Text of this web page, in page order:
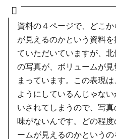
資料の４ページで、どこ
が見えるのかという資料を
ていただいていますが、
の写真が、ボリュームが見
まっています。この表現
ようにしているんじゃない
いされてしまうので、写
味がないんです。どの程度
ームが見えるのかという